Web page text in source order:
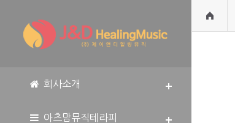
회사소개
아츠맘뮤직테라피